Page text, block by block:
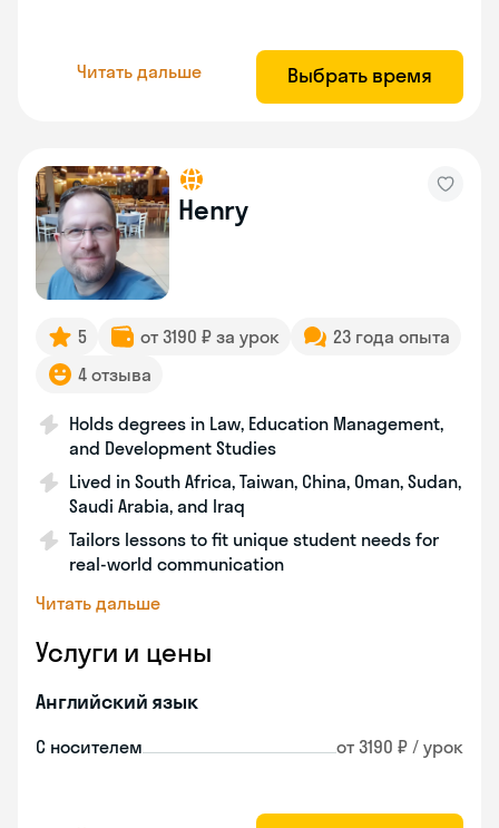
Читать дальше Выбрать время
Henry
5 от 3190 ₽ за урок
23 года опыта
4 отзыва
Holds degrees in Law, Education Management,
and Development Studies
Lived in South Africa, Taiwan, China, Oman, Sudan,
Saudi Arabia, and Iraq
Tailors lessons to fit unique student needs for
real-world communication
Читать дальше
Услуги и цены
Английский язык
С носителем от 3190 ₽ / урок